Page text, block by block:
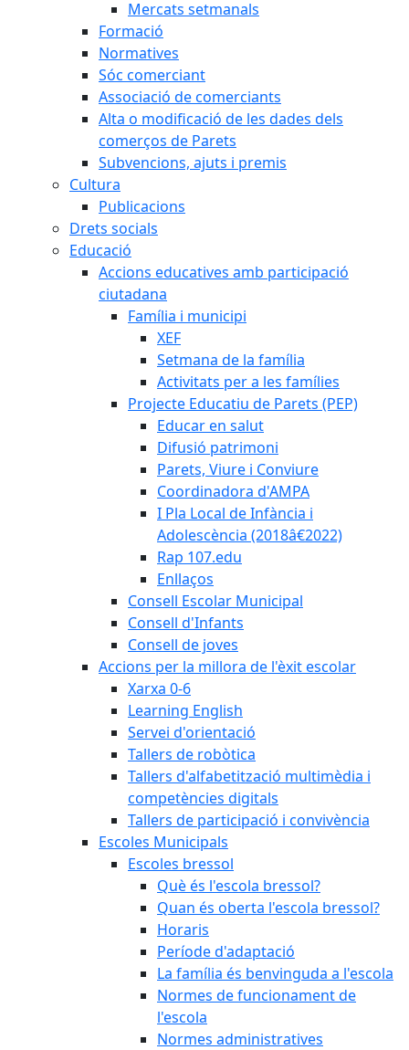
Mercats setmanals
Formació
Normatives
Sóc comerciant
Associació de comerciants
Alta o modificació de les dades dels
comerços de Parets
Subvencions, ajuts i premis
Cultura
Publicacions
Drets socials
Educació
Accions educatives amb participació
ciutadana
Família i municipi
XEF
Setmana de la família
Activitats per a les famílies
Projecte Educatiu de Parets (PEP)
Educar en salut
Difusió patrimoni
Parets, Viure i Conviure
Coordinadora d'AMPA
I Pla Local de Infància i
Adolescència (2018â€2022)
Rap 107.edu
Enllaços
Consell Escolar Municipal
Consell d'Infants
Consell de joves
Accions per la millora de l'èxit escolar
Xarxa 0-6
Learning English
Servei d'orientació
Tallers de robòtica
Tallers d'alfabetització multimèdia i
competències digitals
Tallers de participació i convivència
Escoles Municipals
Escoles bressol
Què és l'escola bressol?
Quan és oberta l'escola bressol?
Horaris
Període d'adaptació
La família és benvinguda a l'escola
Normes de funcionament de
l'escola
Normes administratives